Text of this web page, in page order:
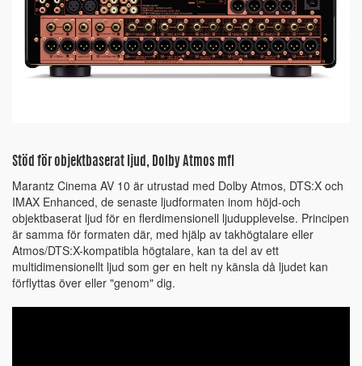
Stöd för objektbaserat ljud, Dolby Atmos mfl
Marantz Cinema AV 10 är utrustad med Dolby Atmos, DTS:X och
IMAX Enhanced, de senaste ljudformaten inom höjd-och
objektbaserat ljud för en flerdimensionell ljudupplevelse. Principen
är samma för formaten där, med hjälp av takhögtalare eller
Atmos/DTS:X-kompatibla högtalare, kan ta del av ett
multidimensionellt ljud som ger en helt ny känsla då ljudet kan
förflyttas över eller "genom" dig.